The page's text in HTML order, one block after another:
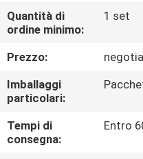
CONTROLLO
DELLA
QUALITÀ
CONTATTACI
NOTIZIE
Quantità di
ordine minimo:
1 set
Prezzo:
Imballaggi
particolari:
Tempi di
consegna:
Entro